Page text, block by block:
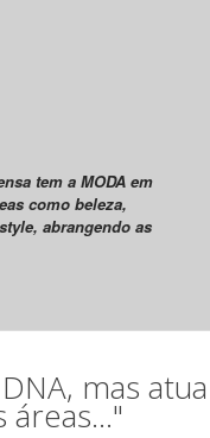
tem a MODA em
como beleza,
abrangendo as
mas atua
áreas..."